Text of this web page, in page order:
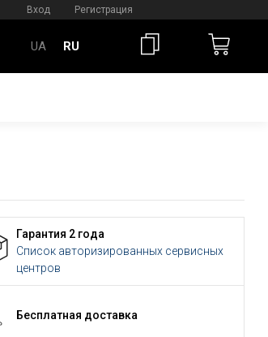
Вход Регистрация
UA RU
Гарантия 2 года
Список авторизированных сервисных
центров
Бесплатная доставка